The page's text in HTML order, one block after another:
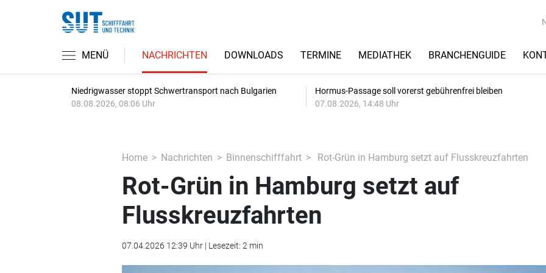
MENÜ NACHRICHTEN DOWNLOADS TERMINE MEDIATHEK BRANCHENGUIDE
Niedrigwasser stoppt Schwertransport nach Bulgarien
08.08.2026, 08:06 Uhr
Hormus-Passage soll vorerst gebührenfrei bleiben
07.08.2026, 14:48 Uhr
Home Nachrichten Binnenschifffahrt Rot-Grün in Hamburg setzt auf Flusskreuzfahrten
Rot-Grün in Hamburg setzt auf
Flusskreuzfahrten
07.04.2026 12:39 Uhr | Lesezeit: 2 min